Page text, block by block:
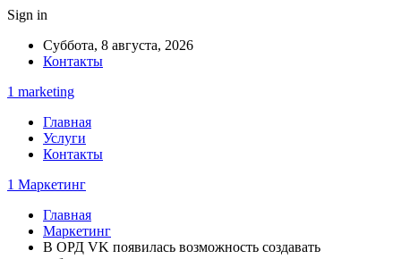
Sign in
Суббота, 8 августа, 2026
Контакты
1 marketing
Главная
Услуги
Контакты
1 Маркетинг
Главная
Маркетинг
В ОРД VK появилась возможность создавать